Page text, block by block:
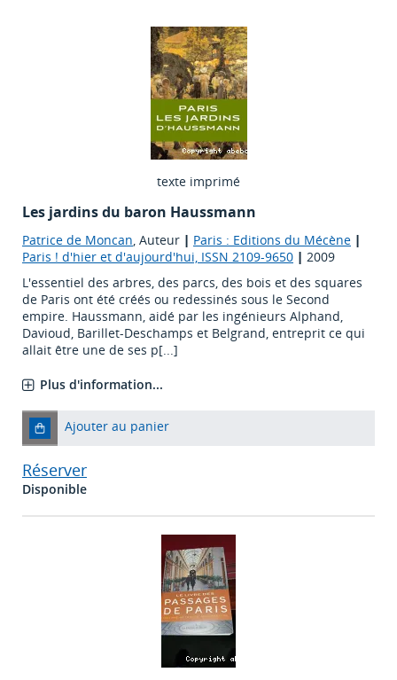
texte imprimé
Les jardins du baron Haussmann
Patrice de Moncan, Auteur | Paris : Editions du Mécène |
Paris ! d'hier et d'aujourd'hui, ISSN 2109-9650 | 2009
L'essentiel des arbres, des parcs, des bois et des squares
de Paris ont été créés ou redessinés sous le Second
empire. Haussmann, aidé par les ingénieurs Alphand,
Davioud, Barillet-Deschamps et Belgrand, entreprit ce qui
allait être une de ses p[...]
Plus d'information...
Ajouter au panier
Réserver
Disponible